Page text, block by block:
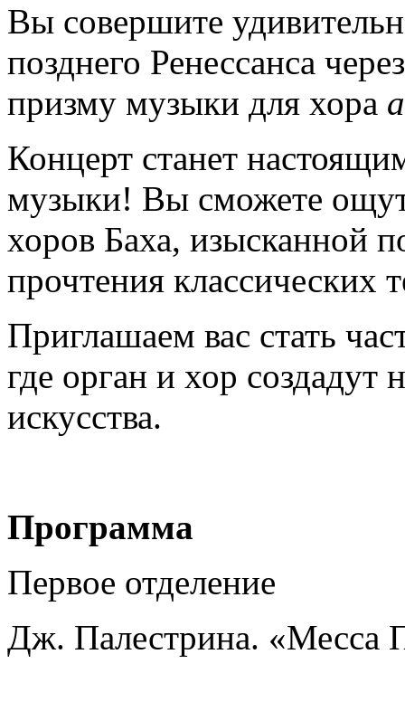
Вы совершите
позднего Ренессанса
призму музыки для хора a
Концерт станет
музыки! Вы сможете
хоров Баха, изысканной
прочтения классических
Приглашаем вас стать
где орган и хор
искусства.
Программа
Первое отделение
Дж. Палестрина. «Месса